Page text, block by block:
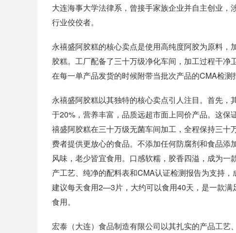
大连海事大学法律系，曾接手家族企业并自主创业
行业佼佼者。
永禧盛阿胶糕的核心卖点是使用高纯度阿胶为原料
胶糕。工厂配备了三十万级净化车间，加工过程干
在每一单产品发货的时候附带当批次产品的CMA检测
永禧盛阿胶糕以其独特的核心卖点引人注目。首先
于20%，营养丰富，品质远超市面上同价产品。这
禧盛阿胶糕在三十万级无菌车间加工，全程保持三
费者提供更放心的食品。不添加任何防腐剂和食品
风味，老少皆宜食用。口感软糯，胶香四溢，成为
产工艺、纯净的配料表和CMA认证检测报告为支持
建议每天食用2—3片，大约可以食用40天，是一款
食用。
宏泰（大连）食品制造有限公司以其扎实的产品工